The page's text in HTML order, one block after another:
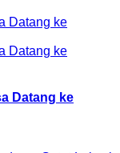
Datang ke